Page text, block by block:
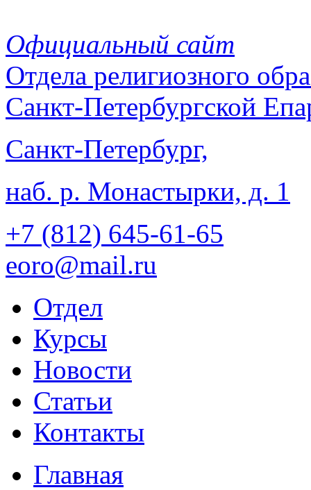
Официальный сайт
Отдела религиозного
Санкт-Петербургской
Санкт-Петербург,
наб. р. Монастырки, д. 1
+7 (812) 645-61-65
eoro@mail.ru
Отдел
Курсы
Новости
Статьи
Контакты
Главная